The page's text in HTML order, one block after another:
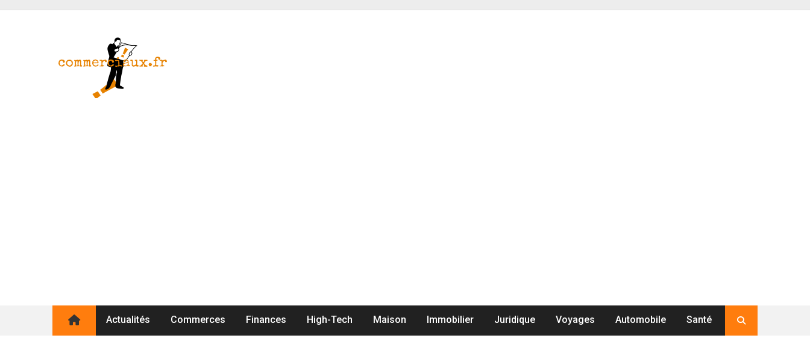
Actualités Commerces Finances High-Tech Maison Immobilier Juridique Voyages Automobile Santé